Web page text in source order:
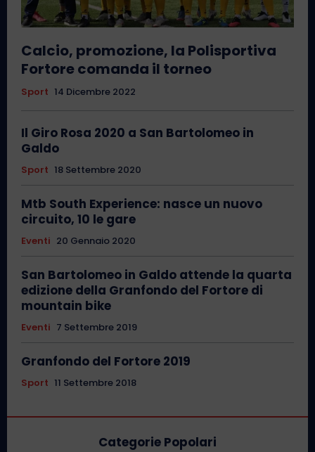
Calcio, promozione, la Polisportiva
Fortore comanda il torneo
Sport 14 Dicembre 2022
Il Giro Rosa 2020 a San Bartolomeo in
Galdo
Sport 18 Settembre 2020
Mtb South Experience: nasce un nuovo
circuito, 10 le gare
Eventi 20 Gennaio 2020
San Bartolomeo in Galdo attende la quarta
edizione della Granfondo del Fortore di
mountain bike
Eventi 7 Settembre 2019
Granfondo del Fortore 2019
Sport 11 Settembre 2018
Categorie Popolari